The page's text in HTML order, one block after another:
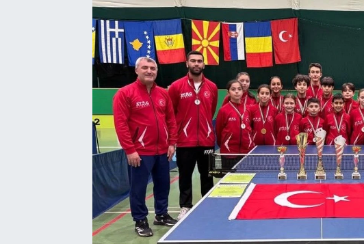
Buz Pateni
Çim Hokeyi
Dans Sporları
Dövüş Sanatı